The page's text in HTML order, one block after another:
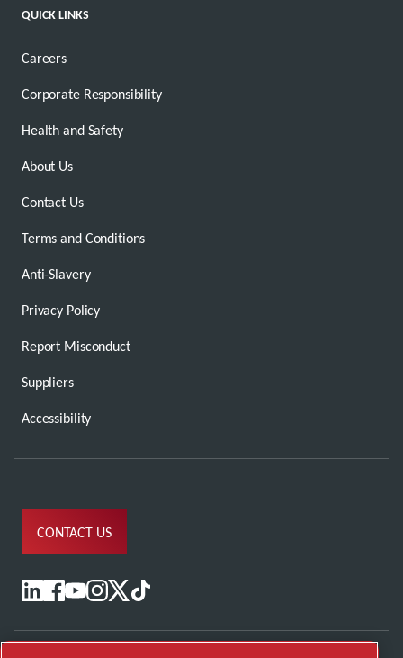
QUICK LINKS
Careers
Corporate Responsibility
Health and Safety
About Us
Contact Us
Terms and Conditions
Anti-Slavery
Privacy Policy
Report Misconduct
Suppliers
Accessibility
CONTACT US